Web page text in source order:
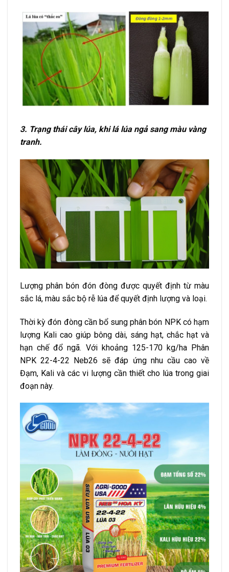
3. Trạng thái cây lúa, khi lá lúa ngả sang màu vàng
tranh.
Lượng phân bón đón đòng được quyết định từ màu
sắc lá, màu sắc bộ rễ lúa để quyết định lượng và loại.
Thời kỳ đón đòng cần bổ sung phân bón NPK có hạm
lượng Kali cao giúp bông dài, sáng hạt, chắc hạt và
hạn chế đổ ngã. Với khoảng 125-170 kg/ha Phân
NPK 22-4-22 Neb26 sẽ đáp ứng nhu cầu cao về
Đạm, Kali và các vi lượng cần thiết cho lúa trong giai
đoạn này.